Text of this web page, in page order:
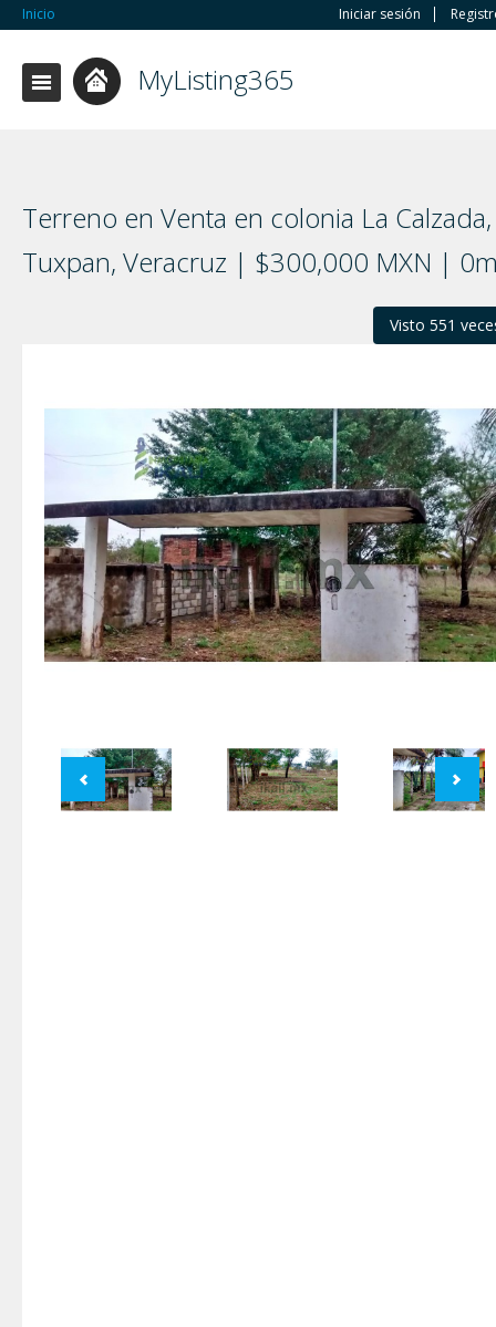
Inicio Iniciar sesión
MyListing365
Terreno en Venta en colonia La Calzada,
Tuxpan, Veracruz | $300,000 MXN |
Visto 551